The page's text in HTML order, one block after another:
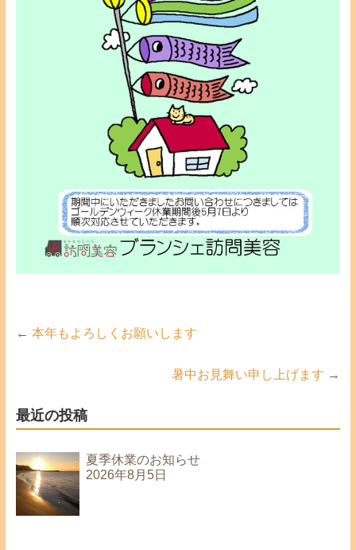
← 本年もよろしくお願いします
暑中お見舞い申し上げます →
最近の投稿
夏季休業のお知らせ
2026年8月5日